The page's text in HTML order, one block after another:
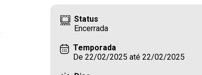
Status
Encerrada
Temporada
De 22/02/2025 até 22/02/2025